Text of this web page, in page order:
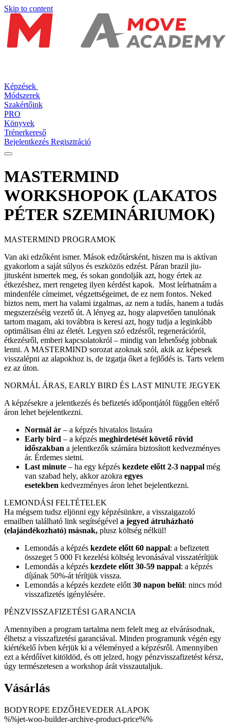
Skip to content
Képzések
Módszerek
Szakértőink
PRO
Könyvek
Trénerkereső
Bejelentkezés Regisztráció
MASTERMIND
WORKSHOPOK (LAKATOS
PÉTER SZEMINÁRIUMOK)
MASTERMIND PROGRAMOK
Van aki edzőként ismer. Mások edzőtársként, hiszen ma is aktívan
gyakorlom a saját súlyos és eszközös edzést. Páran brazil jiu-
jitusként ismertek meg, és sokan gondolják azt, hogy értek az
étkezéshez, mert rengeteg ilyen kérdést kapok. Most leírhatnám a
mindenféle címeimet, végzettségeimet, de ez nem fontos. Neked
biztos nem, mert ha valami izgalmas, az nem a tudás, hanem a tudás
megszerzéséig vezető út. A lényeg az, hogy alapvetően tanulónak
tartom magam, aki továbbra is keresi azt, hogy tudja a leginkább
optimálisan élni az életét. Legyen szó edzésről, regenerációról,
étkezésről, emberi kapcsolatokról – mindig van lehetőség jobbnak
lenni. A MASTERMIND sorozat azoknak szól, akik az képesek
visszalépni az alapokhoz is, de izgatja őket a fejlődés is. Tarts velem
ez az úton.
NORMÁL ÁRAS, EARLY BIRD ÉS LAST MINUTE JEGYEK
A képzésekre a jelentkezés és befizetés időpontjától függően eltérő
áron lehet bejelentkezni.
Normál ár – a képzés hivatalos listaára
Early bird – a képzés meghirdetését követő rövid
időszakban a jelentkezők számára biztosított kedvezményes
ár. Érdemes sietni.
Last minute – ha egy képzés kezdete előtt 2-3 nappal még
van szabad hely, akkor azokra egyes
esetekben kedvezményes áron lehet bejelentkezni.
LEMONDÁSI FELTÉTELEK
Ha mégsem tudsz eljönni egy képzésünkre, a visszaigazoló
emailben található link segítségével a jegyed átruházható
(elajándékozható) másnak, plusz költség nélkül!
Lemondás a képzés kezdete előtt 60 nappal: a befizetett
összeget 5 000 Ft kezelési költség levonásával visszatérítjük
Lemondás a képzés kezdete előtt 30-59 nappal: a képzés
díjának 50%-át térítjük vissza.
Lemondás a képzés kezdete előtt 30 napon belül: nincs mód
visszafizetés igénylésére.
PÉNZVISSZAFIZETÉSI GARANCIA
Amennyiben a program tartalma nem felelt meg az elvárásodnak,
élhetsz a visszafizetési garanciával. Minden programunk végén egy
kiértékelő ívben kérjük ki a véleményed a képzésről. Amennyiben
ezt a kérdőívet kitöldöd, és ott jelzed, hogy pénzvisszafizetést kérsz,
úgy természetesen a workshop árát visszautaljuk.
Vásárlás
BODYROPE EDZŐHEVEDER ALAPOK
%%jet-woo-builder-archive-product-price%%